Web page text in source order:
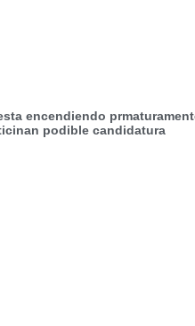
encendiendo
podible candidatura